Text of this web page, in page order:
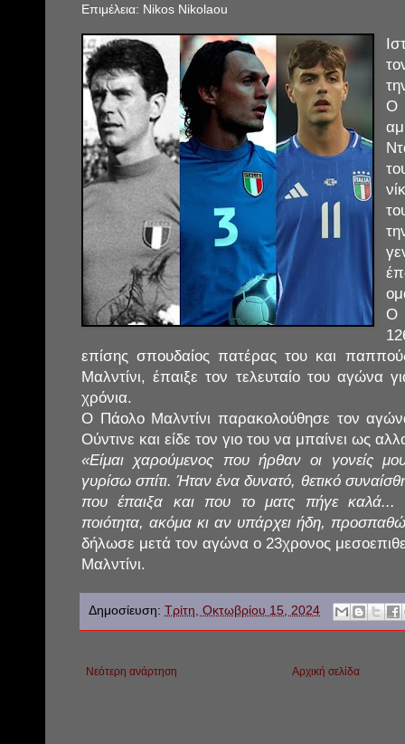
Επιμέλεια: Nikos Nikolaou
Ο
Ο
επίσης σπουδαίος πατέρας του και
Μαλντίνι, έπαιξε τον τελευταίο του αγώνα
χρόνια.
Ο Πάολο Μαλντίνι παρακολούθησε τον
Ούντινε και είδε τον γιο του να μπαίνει ως
«Είμαι χαρούμενος που ήρθαν οι γονείς
γυρίσω σπίτι. Ήταν ένα δυνατό, θετικό
που έπαιξα και που το ματς πήγε
ποιότητα, ακόμα κι αν υπάρχει ήδη,
δήλωσε μετά τον αγώνα ο 23χρονος
Μαλντίνι.
Δημοσίευση: Τρίτη, Οκτωβρίου 15, 2024
Νεότερη ανάρτηση Αρχική σελίδα